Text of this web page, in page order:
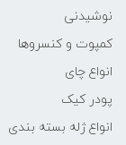
نوشیدنی
کمپوت و کنسروها
انواع چای
پودر کیک
انواع ژله بسته بندی